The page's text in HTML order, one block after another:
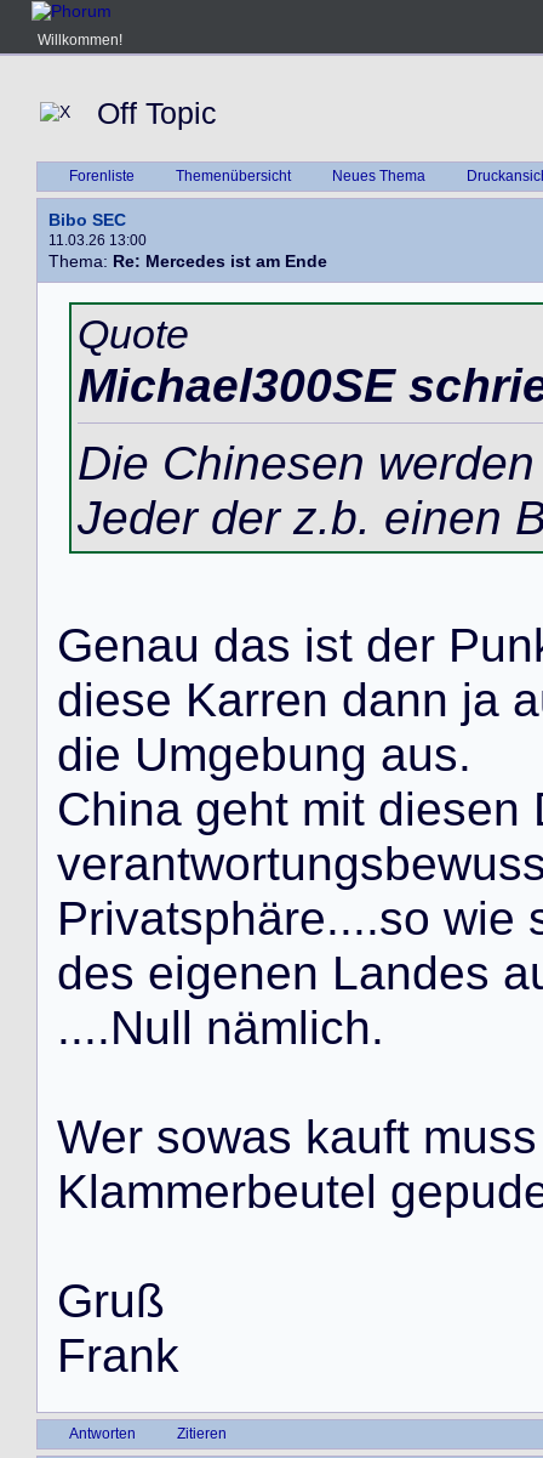
Willkommen!
Off Topic
Forenliste Themenübersicht Neues Thema
Bibo SEC
11.03.26 13:00
Thema: Re: Mercedes ist am Ende
Quote
Michael300SE
Die Chinesen
Jeder der z.b. einen
Genau das ist der Pun
diese Karren dann ja a
die Umgebung aus.
China geht mit diesen
verantwortungsbewus
Privatsphäre....so wie
des eigenen Landes a
....Null nämlich.
Wer sowas kauft muss
Klammerbeutel gepud
Gruß
Frank
Antworten Zitieren